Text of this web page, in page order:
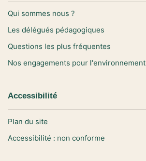
Qui sommes nous ?
Les délégués pédagogiques
Questions les plus fréquentes
Nos engagements pour l'environnement
Accessibilité
Plan du site
Accessibilité : non conforme